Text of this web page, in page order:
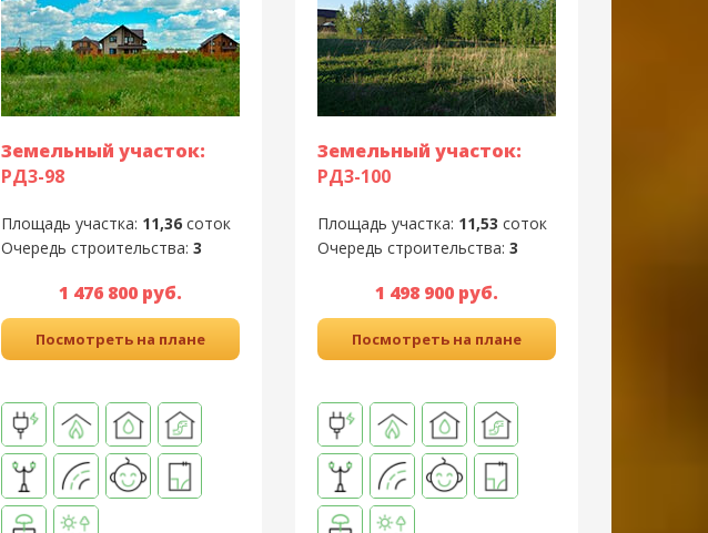
Земельный участок:
РД3-98
Площадь участка: 11,36 соток
Очередь строительства: 3
1 476 800 руб.
Посмотреть на плане
Земельный участок:
РД3-100
Площадь участка: 11,53 соток
Очередь строительства: 3
1 498 900 руб.
Посмотреть на плане